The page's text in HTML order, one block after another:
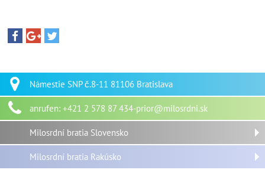
Námestie SNP č.8-11 81106 Bratislava
anrufen: +421 2 578 87 434-prior@milosrdni.sk
Milosrdní bratia Slovensko
Milosrdní bratia Rakúsko